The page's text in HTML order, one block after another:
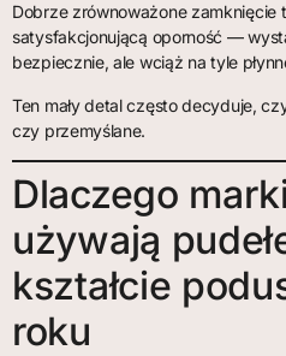
Dobrze zrównoważone zamknięcie
satysfakcjonującą oporność —
bezpiecznie, ale wciąż na tyle
Ten mały detal często decyduje,
czy przemyślane.
Dlaczego
używają
kształcie
roku